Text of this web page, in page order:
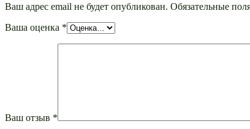
Ваш адрес email не будет опубликован. Обязательные
Ваша оценка *
Ваш отзыв *